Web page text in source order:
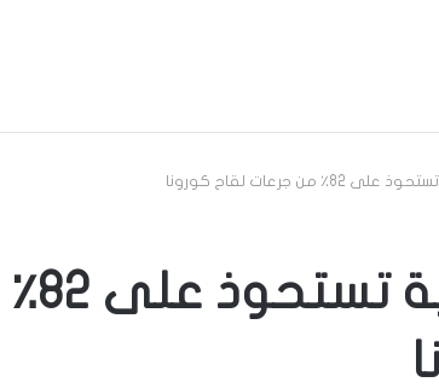
من جرعات لقاح كورونا